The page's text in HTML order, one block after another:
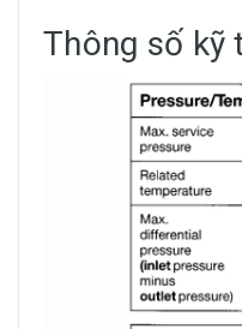
Thông số kỹ